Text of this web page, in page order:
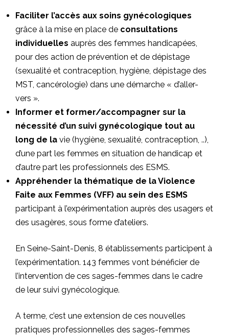
Faciliter l’accès aux soins gynécologiques
grâce à la mise en place de consultations
individuelles auprès des femmes handicapées,
pour des action de prévention et de dépistage
(sexualité et contraception, hygiène, dépistage des
MST, cancérologie) dans une démarche « d’aller-
vers ».
Informer et former/accompagner sur la
nécessité d’un suivi gynécologique tout au
long de la vie (hygiène, sexualité, contraception, ..),
d’une part les femmes en situation de handicap et
d’autre part les professionnels des ESMS.
Appréhender la thématique de la Violence
Faite aux Femmes (VFF) au sein des ESMS
participant à l’expérimentation auprès des usagers et
des usagères, sous forme d’ateliers.
En Seine-Saint-Denis, 8 établissements participent à
l’expérimentation. 143 femmes vont bénéficier de
l’intervention de ces sages-femmes dans le cadre
de leur suivi gynécologique.
A terme, c’est une extension de ces nouvelles
pratiques professionnelles des sages-femmes